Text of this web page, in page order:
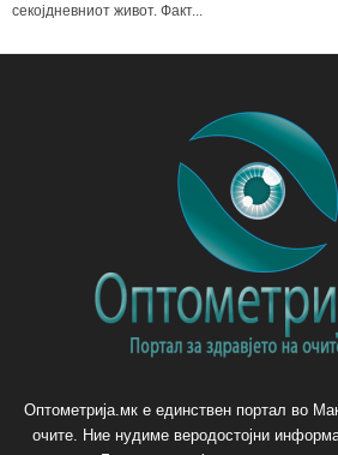
секојдневниот живот. Факт...
Оптометрија.мк е единствен портал во
очите. Ние нудиме веродостојни